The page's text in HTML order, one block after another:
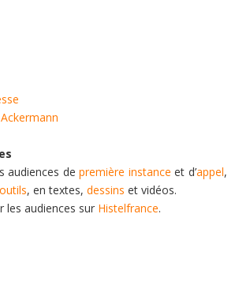
audiences depremière instance et d’appel,
, en textes, dessins et vidéos.
les audiences sur Histelfrance.